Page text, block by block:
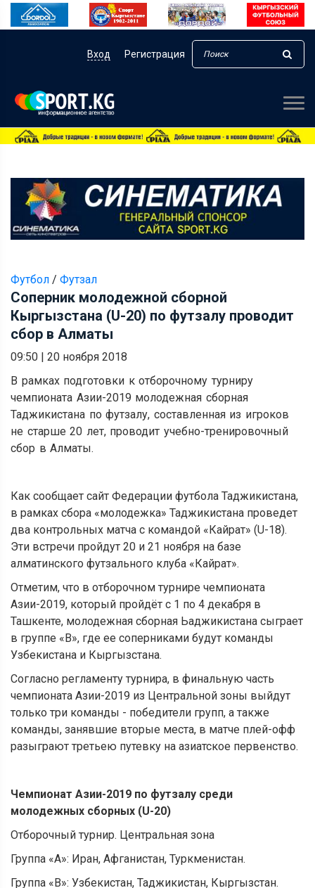
Вход Регистрация
Футбол / Футзал
Соперник молодежной сборной
Кыргызстана (U-20) по футзалу проводит
сбор в Алматы
09:50 | 20 ноября 2018
В рамках подготовки к отборочному турниру
чемпионата Азии-2019 молодежная сборная
Таджикистана по футзалу, составленная из игроков
не старше 20 лет, проводит учебно-тренировочный
сбор в Алматы.
Как сообщает сайт Федерации футбола Таджикистана,
в рамках сбора «молодежка» Таджикистана проведет
два контрольных матча с командой «Кайрат» (U-18).
Эти встречи пройдут 20 и 21 ноября на базе
алматинского футзального клуба «Кайрат».
Отметим, что в отборочном турнире чемпионата
Азии-2019, который пройдёт с 1 по 4 декабря в
Ташкенте, молодежная сборная Ьаджикистана сыграет
в группе «В», где ее соперниками будут команды
Узбекистана и Кыргызстана.
Согласно регламенту турнира, в финальную часть
чемпионата Азии-2019 из Центральной зоны выйдут
только три команды - победители групп, а также
команды, занявшие вторые места, в матче плей-офф
разыграют третьею путевку на азиатское первенство.
Чемпионат Азии-2019 по футзалу среди
молодежных сборных (U-20)
Отборочный турнир. Центральная зона
Группа «А»: Иран, Афганистан, Туркменистан.
Группа «В»: Узбекистан, Таджикистан, Кыргызстан.